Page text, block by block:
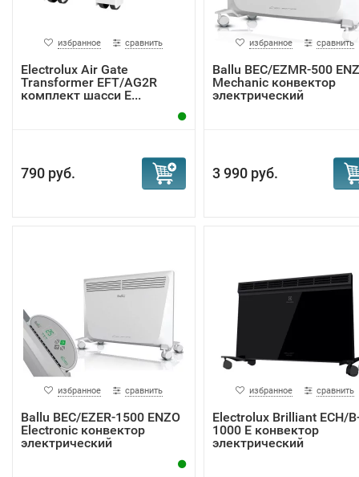
избранное сравнить
Electrolux Air Gate
Transformer EFT/AG2R
комплект шасси E...
790 руб.
избранное сравнить
Ballu BEC/EZMR-500
Mechanic конвектор
электрический
3 990 руб.
избранное сравнить
Ballu BEC/EZER-1500 ENZO
Electronic конвектор
электрический
избранное сравнить
Electrolux Brilliant ECH/
1000 E конвектор
электрический